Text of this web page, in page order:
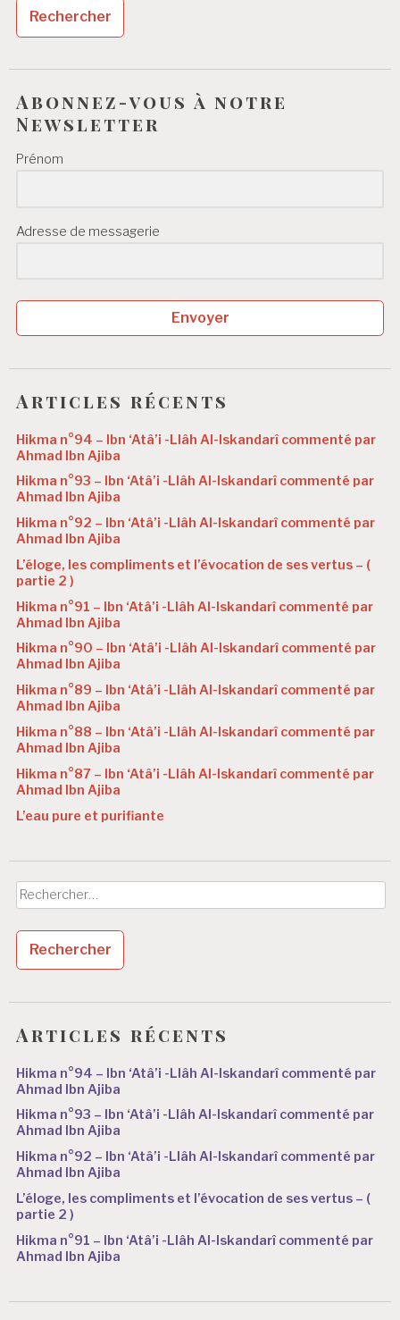
Abonnez-vous à notre
Newsletter
Prénom
Adresse de messagerie
Envoyer
Articles récents
Hikma n°94 – Ibn ‘Atâ’i -Llâh Al-Iskandarî commenté par
Ahmad Ibn Ajiba
Hikma n°93 – Ibn ‘Atâ’i -Llâh Al-Iskandarî commenté par
Ahmad Ibn Ajiba
Hikma n°92 – Ibn ‘Atâ’i -Llâh Al-Iskandarî commenté par
Ahmad Ibn Ajiba
L’éloge, les compliments et l’évocation de ses vertus – (
partie 2 )
Hikma n°91 – Ibn ‘Atâ’i -Llâh Al-Iskandarî commenté par
Ahmad Ibn Ajiba
Hikma n°90 – Ibn ‘Atâ’i -Llâh Al-Iskandarî commenté par
Ahmad Ibn Ajiba
Hikma n°89 – Ibn ‘Atâ’i -Llâh Al-Iskandarî commenté par
Ahmad Ibn Ajiba
Hikma n°88 – Ibn ‘Atâ’i -Llâh Al-Iskandarî commenté par
Ahmad Ibn Ajiba
Hikma n°87 – Ibn ‘Atâ’i -Llâh Al-Iskandarî commenté par
Ahmad Ibn Ajiba
L’eau pure et purifiante
Rechercher :
Articles récents
Hikma n°94 – Ibn ‘Atâ’i -Llâh Al-Iskandarî commenté par
Ahmad Ibn Ajiba
Hikma n°93 – Ibn ‘Atâ’i -Llâh Al-Iskandarî commenté par
Ahmad Ibn Ajiba
Hikma n°92 – Ibn ‘Atâ’i -Llâh Al-Iskandarî commenté par
Ahmad Ibn Ajiba
L’éloge, les compliments et l’évocation de ses vertus – (
partie 2 )
Hikma n°91 – Ibn ‘Atâ’i -Llâh Al-Iskandarî commenté par
Ahmad Ibn Ajiba